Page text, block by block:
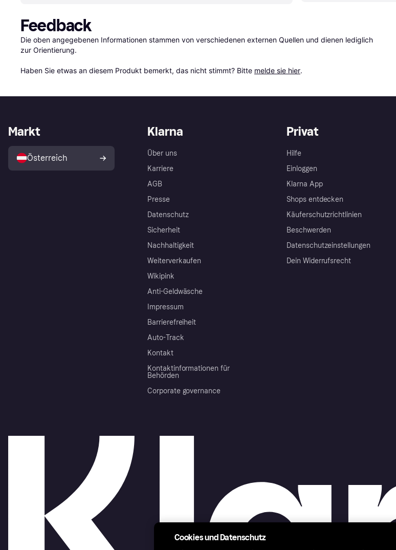
Feedback
Die oben angegebenen Informationen stammen von verschiedenen externen Quellen und dienen lediglich
zur Orientierung.
Haben Sie etwas an diesem Produkt bemerkt, das nicht stimmt? Bitte melde sie hier.
Klarna
Über uns
Karriere
AGB
Presse
Datenschutz
Sicherheit
Nachhaltigkeit
Weiterverkaufen
Wikipink
Anti-Geldwäsche
Impressum
Barrierefreiheit
Auto-Track
Kontakt
Kontaktinformationen für
Behörden
Corporate governance
Privat
Hilfe
Einloggen
Klarna App
Shops entdecken
Käuferschutzrichtlinien
Beschwerden
Datenschutzeinstellungen
Dein Widerrufsrecht
Markt
Österreich
Cookies und Datenschutz